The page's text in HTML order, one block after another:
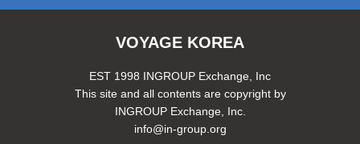
VOYAGE KOREA
EST 1998 INGROUP Exchange, Inc
This site and all contents are copyright by
INGROUP Exchange, Inc.
info@in-group.org